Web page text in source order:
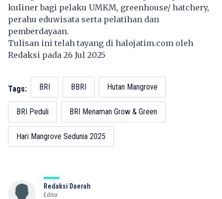
kuliner bagi pelaku UMKM, greenhouse/ hatchery,
perahu eduwisata serta pelatihan dan
pemberdayaan.
Tulisan ini telah tayang di halojatim.com oleh
Redaksi pada 26 Jul 2025
Tags: BRI BBRI Hutan Mangrove
BRI Peduli BRI Menaman Grow & Green
Hari Mangrove Sedunia 2025
Redaksi Daerah
Editor